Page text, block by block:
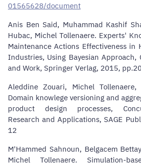
01565628/document
Anis Ben Said, Muhammad Kashif
Hubac, Michel Tollenaere. Experts'
Maintenance Actions Effectiveness in
Industries, Using Bayesian Approach,
and Work, Springer Verlag, 2015, pp.20
Aleddine Zouari, Michel
Domain knowlege versioning and
product design processes,
Research and Applications, SAGE
12
M'Hammed Sahnoun, Belgacem
Michel Tollenaere. Simulation-